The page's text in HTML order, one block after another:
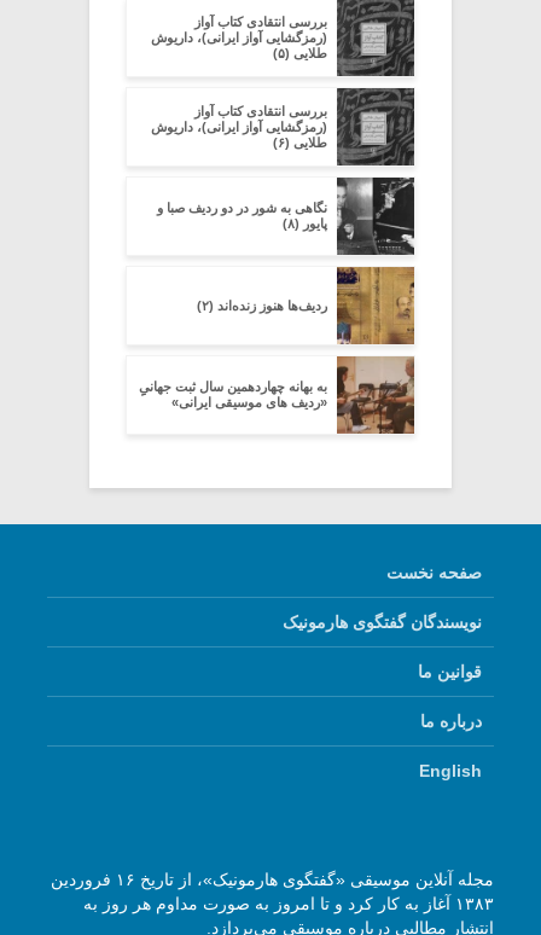
بررسی انتقادی کتاب آواز
(رمزگشایی آواز ایرانی)، داریوش
طلایی (۵)
بررسی انتقادی کتاب آواز
(رمزگشایی آواز ایرانی)، داریوش
طلایی (۶)
نگاهی به شور در دو ردیف صبا و
پایور (۸)
ردیف‌ها هنوز زنده‌اند (۲)
به بهانه چهاردهمین سال ثبت جهانیِِ
«ردیف های موسیقی ایرانی»
صفحه نخست
نویسندگان گفتگوی هارمونیک
قوانین ما
درباره ما
English
مجله آنلاین موسیقی «گفتگوی هارمونیک»، از تاریخ ۱۶ فروردین
۱۳۸۳ آغاز به کار کرد و تا امروز به صورت مداوم هر روز به
انتشار مطالبی درباره موسیقی می‌پردازد.